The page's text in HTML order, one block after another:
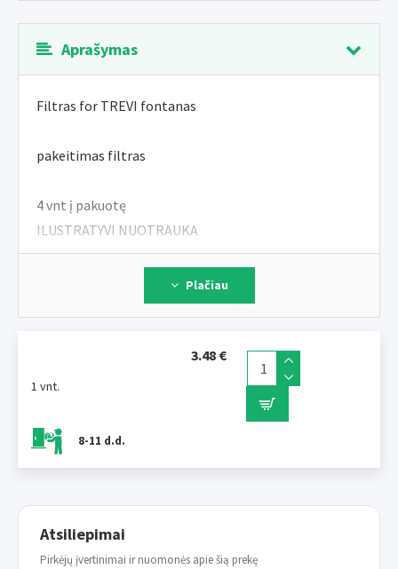
1 vnt.
8-11 d.d.
3.48 €
Aprašymas
Filtras for TREVI fontanas
pakeitimas filtras
4 vnt į pakuotę
ILUSTRATYVI NUOTRAUKA
Plačiau
Atsiliepimai
Pirkėjų įvertinimai ir nuomonės apie šią prekę